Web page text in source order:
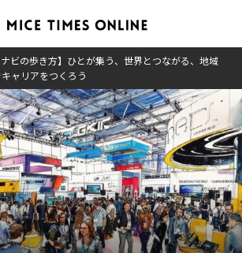
ナビの歩き方】ひとが集う、世界とつながる、地域
ャリアをつくろう